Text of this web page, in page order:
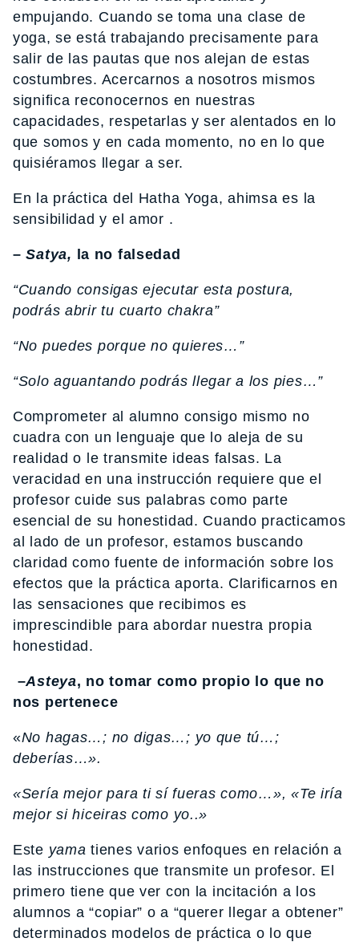
empujando. Cuando se toma una clase de
yoga, se está trabajando precisamente para
salir de las pautas que nos alejan de estas
costumbres. Acercarnos a nosotros mismos
significa reconocernos en nuestras
capacidades, respetarlas y ser alentados en lo
que somos y en cada momento, no en lo que
quisiéramos llegar a ser.
En la práctica del Hatha Yoga, ahimsa es la
sensibilidad y el amor .
–Satya, la no falsedad
“Cuando consigas ejecutar esta postura,
podrás abrir tu cuarto chakra”
“No puedes porque no quieres…”
“Solo aguantando podrás llegar a los pies…”
Comprometer al alumno consigo mismo no
cuadra con un lenguaje que lo aleja de su
realidad o le transmite ideas falsas. La
veracidad en una instrucción requiere que el
profesor cuide sus palabras como parte
esencial de su honestidad. Cuando practicamos
al lado de un profesor, estamos buscando
claridad como fuente de información sobre los
efectos que la práctica aporta. Clarificarnos en
las sensaciones que recibimos es
imprescindible para abordar nuestra propia
honestidad.
–Asteya, no tomar como propio lo que no
nos pertenece
«No hagas…; no digas…; yo que tú…;
deberías…».
«Sería mejor para ti sí fueras como…», «Te iría
mejor si hiceiras como yo..»
Este yama tienes varios enfoques en relación a
las instrucciones que transmite un profesor. El
primero tiene que ver con la incitación a los
alumnos a “copiar” o a “querer llegar a obtener”
determinados modelos de práctica o lo que